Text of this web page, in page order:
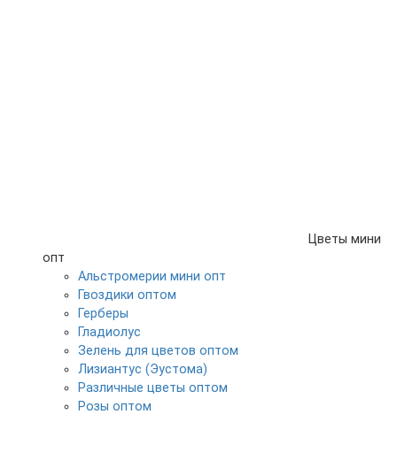
Цветы мини
опт
Альстромерии мини опт
Гвоздики оптом
Герберы
Гладиолус
Зелень для цветов оптом
Лизиантус (Эустома)
Различные цветы оптом
Розы оптом